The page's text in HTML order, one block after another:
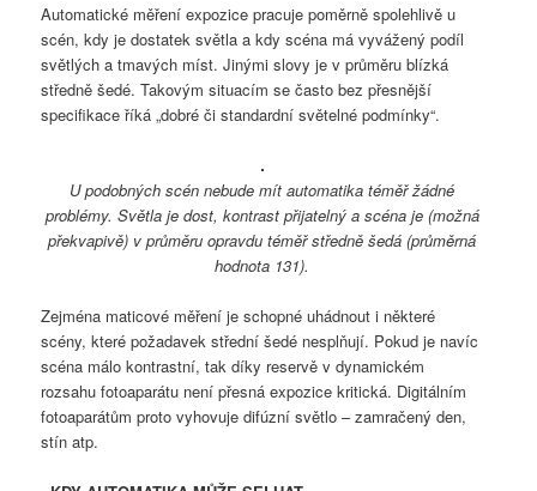
Automatické měření expozice pracuje poměrně spolehlivě u
scén, kdy je dostatek světla a kdy scéna má vyvážený podíl
světlých a tmavých míst. Jinými slovy je v průměru blízká
středně šedé. Takovým situacím se často bez přesnější
specifikace říká „dobré či standardní světelné podmínky“.
U podobných scén nebude mít automatika téměř žádné
problémy. Světla je dost, kontrast přijatelný a scéna je (možná
překvapivě) v průměru opravdu téměř středně šedá (průměrná
hodnota 131).
Zejména maticové měření je schopné uhádnout i některé
scény, které požadavek střední šedé nesplňují. Pokud je navíc
scéna málo kontrastní, tak díky reservě v dynamickém
rozsahu fotoaparátu není přesná expozice kritická. Digitálním
fotoaparátům proto vyhovuje difúzní světlo – zamračený den,
stín atp.